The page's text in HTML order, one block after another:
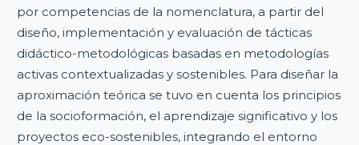
por competencias de la nomenclatura, a partir del
diseño, implementación y evaluación de tácticas
didáctico-metodológicas basadas en metodologías
activas contextualizadas y sostenibles. Para diseñar la
aproximación teórica se tuvo en cuenta los principios
de la socioformación, el aprendizaje significativo y los
proyectos eco-sostenibles, integrando el entorno